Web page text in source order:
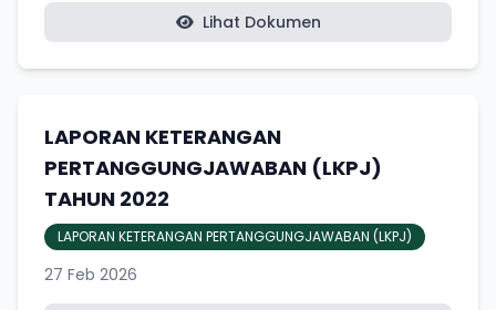
Lihat Dokumen
LAPORAN KETERANGAN
PERTANGGUNGJAWABAN (LKPJ)
TAHUN 2022
LAPORAN KETERANGAN PERTANGGUNGJAWABAN (LKPJ)
27 Feb 2026